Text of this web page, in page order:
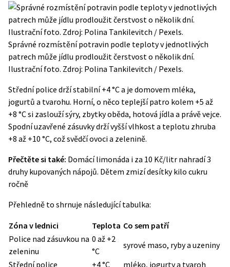
Správné rozmístění potravin podle teploty v jednotlivých
patrech může jídlu prodloužit čerstvost o několik dní.
Ilustrační foto. Zdroj: Polina Tankilevitch / Pexels.
Střední police drží stabilní +4 °C a je domovem mléka,
jogurtů a tvarohu. Horní, o něco teplejší patro kolem +5 až
+8 °C si zaslouží sýry, zbytky oběda, hotová jídla a právě vejce.
Spodní uzavřené zásuvky drží vyšší vlhkost a teplotu zhruba
+8 až +10 °C, což svědčí ovoci a zelenině.
Přečtěte si také: Domácí limonáda i za 10 Kč/litr nahradí 3
druhy kupovaných nápojů. Dětem zmizí desítky kilo cukru
ročně
Přehledně to shrnuje následující tabulka:
Zóna v lednici Teplota Co sem patří
Police nad zásuvkou na
zeleninu
0 až +2
°C
syrové maso, ryby a uzeniny
Střední police
+4 °C mléko, jogurty a tvaroh